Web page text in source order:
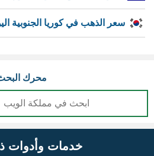
سعر الذهب في كوريا الجنوبية
محرك
خدمات وأدوات